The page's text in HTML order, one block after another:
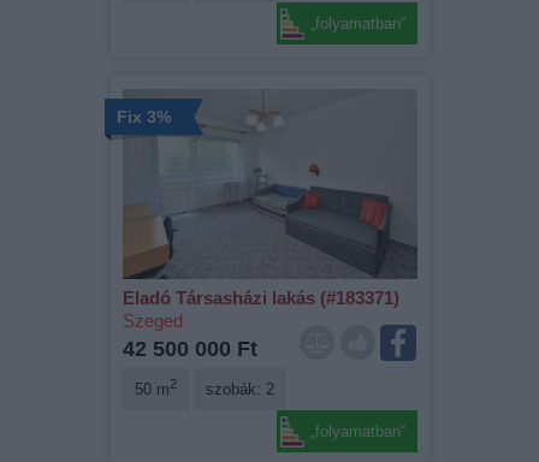
„folyamatban“
Fix 3%
Eladó Társasházi lakás (#183371)
Szeged
42 500 000 Ft
50 m2 szobák: 2
„folyamatban“